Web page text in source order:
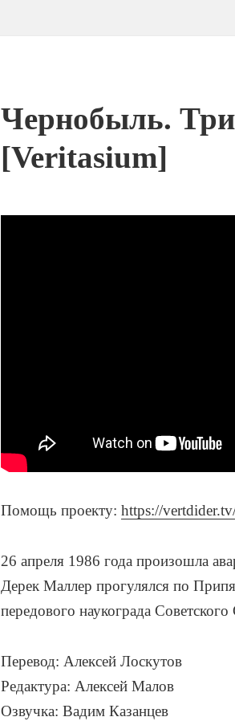
Чернобыль.
[Veritasium]
Помощь проекту:https://
26 апреля 1986 года произошла
Дерек Маллер прогулялся по
передового наукограда
Перевод: Алексей Лоскутов
Редактура: Алексей Малов
Озвучка: Вадим Казанцев